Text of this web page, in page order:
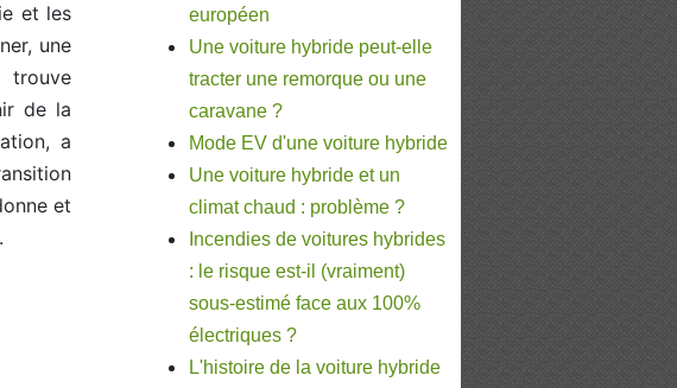
et les
une
trouve
de la
a
et
européen
Une voiture hybride peut-elle
tracter une remorque ou une
caravane ?
Mode EV d'une voiture hybride
Une voiture hybride et un
climat chaud : problème ?
Incendies de voitures hybrides
: le risque est-il (vraiment)
sous-estimé face aux 100%
électriques ?
L'histoire de la voiture hybride